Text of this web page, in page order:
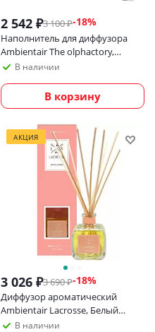
2 542 ₽3 100₽-18%
Наполнитель для диффузора
Ambientair Тhe olphactory,
Амбра, 250 мл
В наличии
В корзину
АКЦИЯ
3 026 ₽3 690₽-18%
Диффузор ароматический
Ambientair Lacrosse, Белый
жасмин, 200 мл
В наличии